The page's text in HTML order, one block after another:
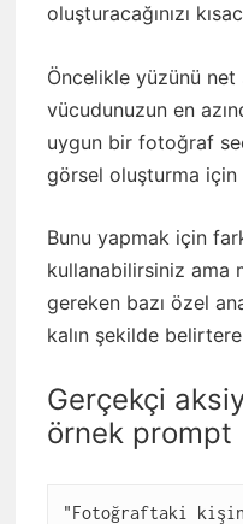
oluşturacağınızı
Öncelikle yüzünü
vücudunuzun en
uygun bir fotoğraf
görsel oluşturma
Bunu yapmak için
kullanabilirsiniz ama
gereken bazı özel
kalın şekilde
Gerçekçi
örnek prompt
"Fotoğraftaki